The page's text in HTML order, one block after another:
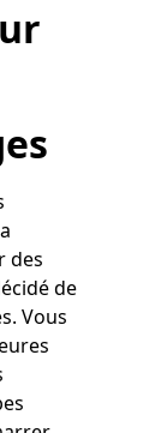
des
de
Vous